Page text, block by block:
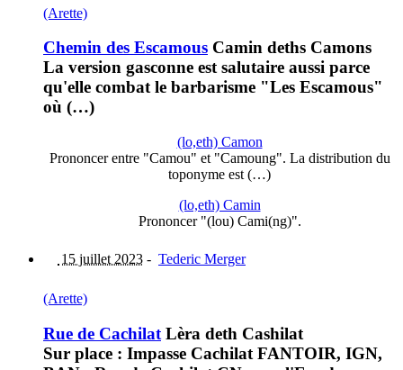
(Arette)
Chemin des Escamous Camin deths Camons
La version gasconne est salutaire aussi parce
qu'elle combat le barbarisme "Les Escamous"
où (…)
(lo,eth) Camon
Prononcer entre "Camou" et "Camoung". La distribution du
toponyme est (…)
(lo,eth) Camin
Prononcer "(lou) Cami(ng)".
15 juillet 2023 - Tederic Merger
(Arette)
Rue de Cachilat Lèra deth Cashilat
Sur place : Impasse Cachilat FANTOIR, IGN,